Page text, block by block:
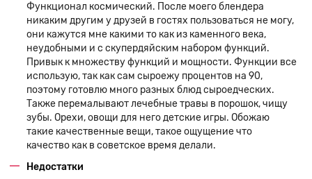
Функционал космический. После моего блендера
никаким другим у друзей в гостях пользоваться не могу,
они кажутся мне какими то как из каменного века,
неудобными и с скупердяйским набором функций.
Привык к множеству функций и мощности. Функции все
использую, так как сам сыроежу процентов на 90,
поэтому готовлю много разных блюд сыроедческих.
Также перемалывают лечебные травы в порошок, чищу
зубы. Орехи, овощи для него детские игры. Обожаю
такие качественные вещи, такое ощущение что
качество как в советское время делали.
Недостатки